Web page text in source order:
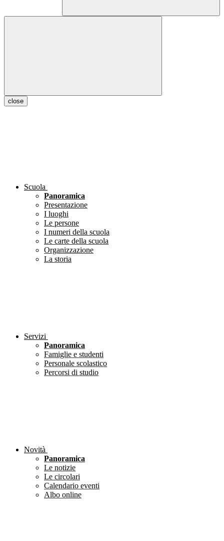
close
Scuola
Panoramica
Presentazione
I luoghi
Le persone
I numeri della scuola
Le carte della scuola
Organizzazione
La storia
Servizi
Panoramica
Famiglie e studenti
Personale scolastico
Percorsi di studio
Novità
Panoramica
Le notizie
Le circolari
Calendario eventi
Albo online